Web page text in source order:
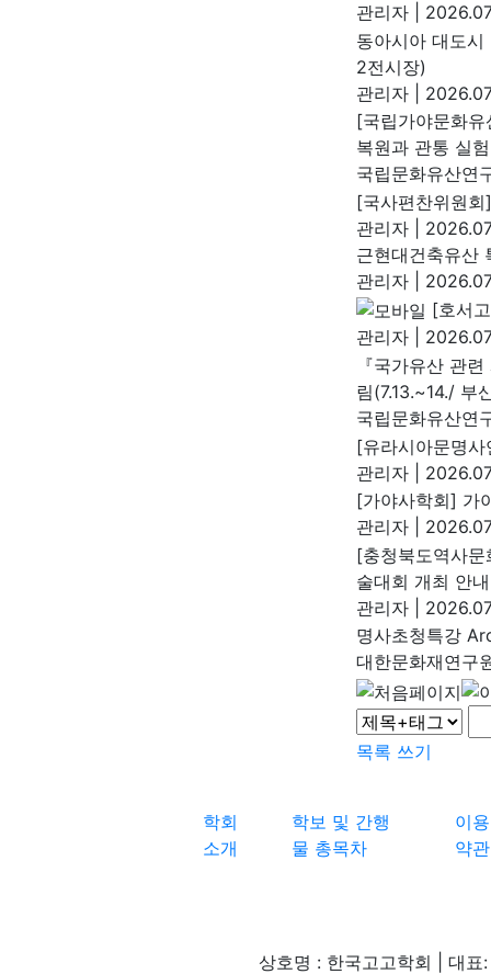
관리자
동아시아 대도
2전시장)
관리자
[국립가야문화
복원과 관통 실
국립문화유산연
[국사편찬위원
관리자
근현대건축유산
관리자
[호서
관리자
『국가유산 관
림(7.13.~14./ 부
국립문화유산연
[유라시아문명
관리자
[가야사학회] 가
관리자
[충청북도역사
술대회 개최 안내
관리자
명사초청특강
대한문화재연구
목록 쓰기
학회
소개
학보 및 간행
물 총목차
이용
약관
상호명 : 한국고고학회 | 대